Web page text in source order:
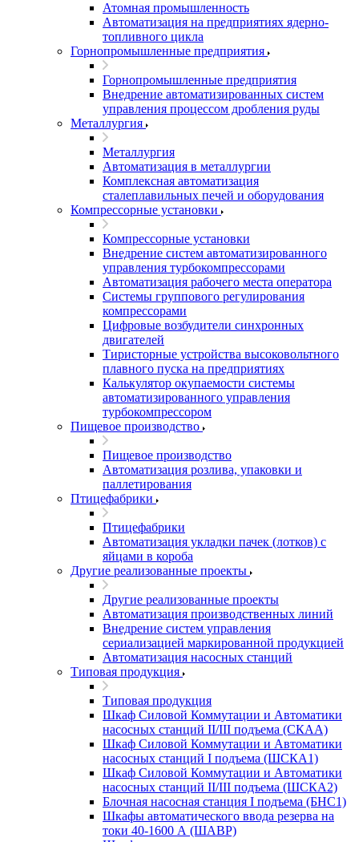
Атомная промышленность
Автоматизация на предприятиях ядерно-
топливного цикла
Горнопромышленные предприятия
Горнопромышленные предприятия
Внедрение автоматизированных систем
управления процессом дробления руды
Металлургия
Металлургия
Автоматизация в металлургии
Комплексная автоматизация
сталеплавильных печей и оборудования
Компрессорные установки
Компрессорные установки
Внедрение систем автоматизированного
управления турбокомпрессорами
Автоматизация рабочего места оператора
Системы группового регулирования
компрессорами
Цифровые возбудители синхронных
двигателей
Тиристорные устройства высоковольтного
плавного пуска на предприятиях
Калькулятор окупаемости системы
автоматизированного управления
турбокомпрессором
Пищевое производство
Пищевое производство
Автоматизация розлива, упаковки и
паллетирования
Птицефабрики
Птицефабрики
Автоматизация укладки пачек (лотков) с
яйцами в короба
Другие реализованные проекты
Другие реализованные проекты
Автоматизация производственных линий
Внедрение систем управления
сериализацией маркированной продукцией
Автоматизация насосных станций
Типовая продукция
Типовая продукция
Шкаф Силовой Коммутации и Автоматики
насосных станций II/III подъема (СКАА)
Шкаф Силовой Коммутации и Автоматики
насосных станций I подъема (ШСКА1)
Шкаф Силовой Коммутации и Автоматики
насосных станций II/III подъема (ШСКА2)
Блочная насосная станция I подъема (БНС1)
Шкафы автоматического ввода резерва на
токи 40-1600 А (ШАВР)